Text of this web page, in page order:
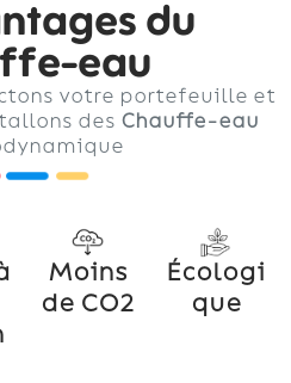
du
eau
votre portefeuille et
des Chauffe-eau
Moins
de CO2
Écologi
que